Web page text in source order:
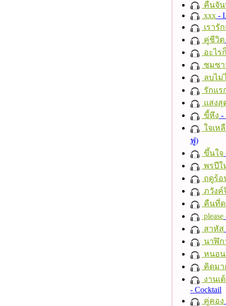
คืนจั
xxx -
เรารั
คู่ชีวิต
อะไร
ซมซ
ลบไม่
รักแร
แสงสุ
ขี้หึง -
ใจเห
ฟู)
ขึ้นใจ
พรปีใ
ฤดูร้อ
ภวังค์
คืนที่ด
please
สาหัส
นาฬิก
หนอน
คิดมา
งานเ
- Cocktail
คู่คอง